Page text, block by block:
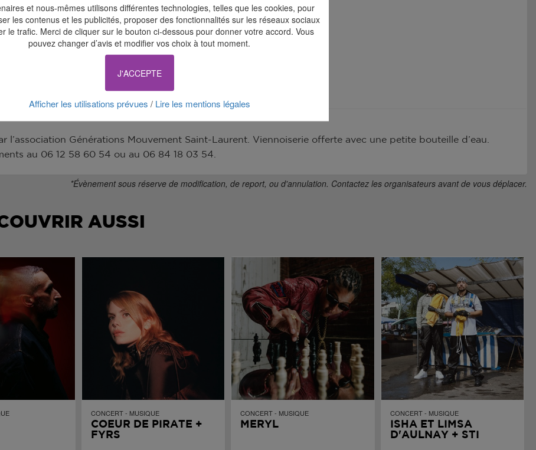
et nous-mêmes utilisons différentes technologies, telles que les cookies, pour
les contenus et les publicités, proposer des fonctionnalités sur les réseaux sociaux
le trafic. Merci de cliquer sur le bouton ci-dessous pour donner votre accord. Vous
pouvez changer d’avis et modifier vos choix à tout moment.
J'ACCEPTE
Afficher les utilisations prévues / Lire les mentions légales
l’association Générations Mouvement Saint-Laurent. Viennoiserie offerte avec une petite bouteille d’eau.
au 06 12 58 60 54 ou au 06 84 18 03 54.
*Évènement sous réserve de modification, de report, ou d'annulation. Contactez les organisateurs avant de vous déplacer.
AUSSI
CONCERT - MUSIQUE
COEUR DE PIRATE +
FYRS
CONCERT - MUSIQUE
MERYL
CONCERT - MUSIQUE
ISHA ET LIMSA
D'AULNAY + STI